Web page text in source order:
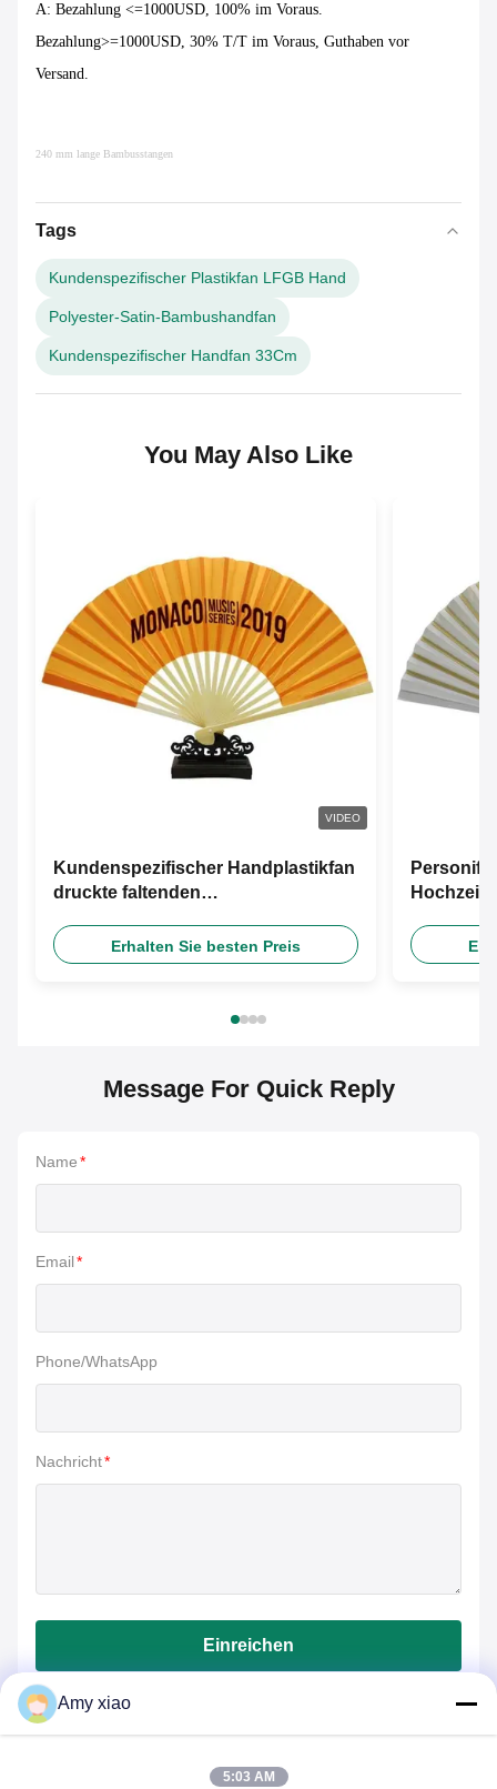
A: Bezahlung <=1000USD, 100% im Voraus.
Bezahlung>=1000USD, 30% T/T im Voraus, Guthaben vor
Versand.
240 mm lange Bambusstangen
Tags
Kundenspezifischer Plastikfan LFGB Hand
Polyester-Satin-Bambushandfan
Kundenspezifischer Handfan 33Cm
You May Also Like
VIDEO
Kundenspezifischer Handplastikfan
druckte faltenden
Erhalten Sie besten Preis
Message For Quick Reply
Name*
Email*
Phone/WhatsApp
Nachricht*
Einreichen
Amy xiao
5:03 AM